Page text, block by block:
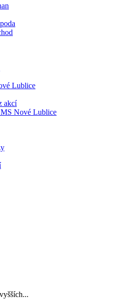
Lublice
akcí
Nové Lublice